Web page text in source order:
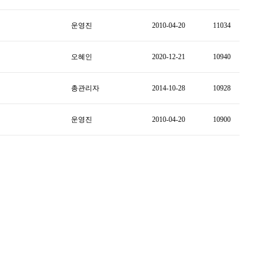
운영진 2010-04-20 11034
오혜인 2020-12-21 10940
총관리자 2014-10-28 10928
운영진 2010-04-20 10900